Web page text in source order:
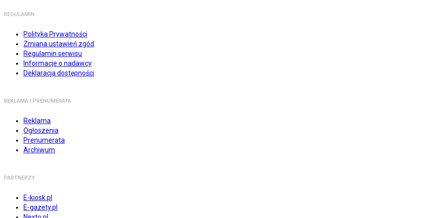
REGULAMIN
Polityka Prywatności
Zmiana ustawień zgód
Regulamin serwisu
Informacje o nadawcy
Deklaracja dostępności
REKLAMA I PRENUMERATA
Reklama
Ogłoszenia
Prenumerata
Archiwum
PARTNERZY
E-kiosk.pl
E-gazety.pl